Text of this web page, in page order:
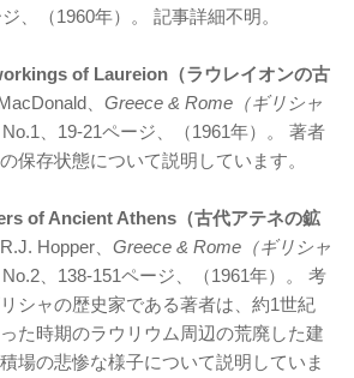
、（1960年）。 記事詳細不明。
of Laureion（ラウレイオンの古
、 Greece & Rome（ギリシャ
No.1、19-21ページ、（1961年）。 著者
保存状態について説明しています。
of Ancient Athens（古代アテネの鉱
R.J. Hopper、 Greece & Rome（ギリシャ
No.2、138-151ページ、（1961年）。 考
シャの歴史家である著者は、約1世紀
た時期のラウリウム周辺の荒廃した建
場の悲惨な様子について説明していま